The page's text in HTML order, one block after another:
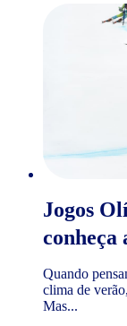
Jogos
conheça
Quando
clima de
Mas...